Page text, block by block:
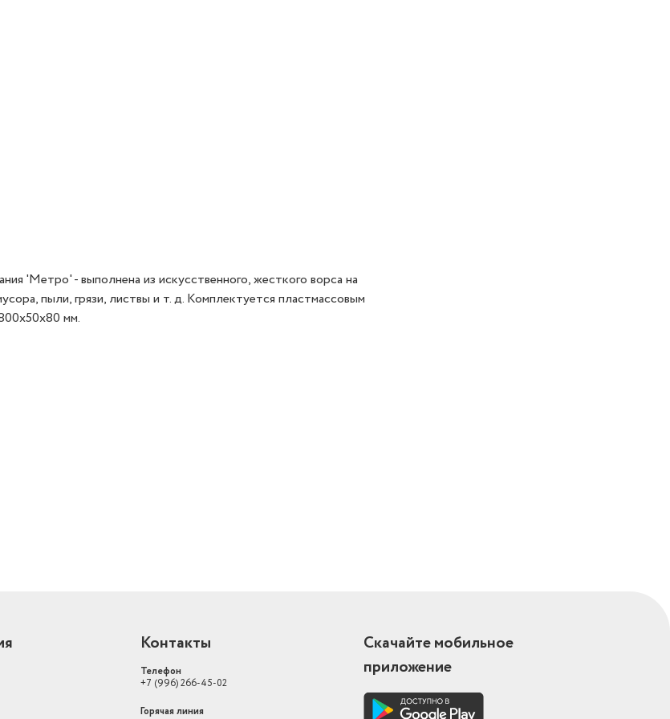
'Метро' - выполнена из искусственного, жесткого ворса на
пыли, грязи, листвы и т. д. Комплектуется пластмассовым
мм.
Контакты
Телефон
+7 (996) 266-45-02
Горячая линия
Скачайте мобильное
приложение